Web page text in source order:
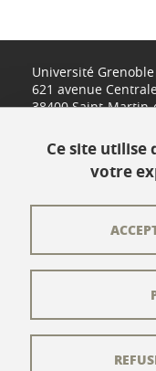
Université
621 avenue Centrale
38400 Saint-
L'équipe éditoriale
Crédits
Ce site utilise
votre